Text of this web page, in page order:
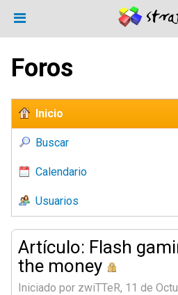
Foros
Inicio
Buscar
Calendario
Usuarios
Artículo: Flash
the money
Iniciado por zwiTTeR, 11 de